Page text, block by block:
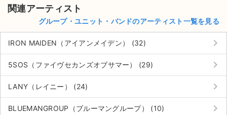
関連アーティスト
グループ・ユニット・バンドのアーティスト一覧を見る
IRON MAIDEN（アイアンメイデン） (32) keyboard_arrow_right
5SOS（ファイヴセカンズオブサマー） (29) keyboard_arrow_right
LANY（レイニー） (24) keyboard_arrow_right
BLUEMANGROUP（ブルーマングループ） (10) keyboard_arrow_right